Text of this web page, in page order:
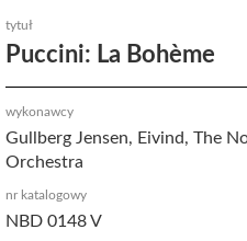
tytuł
Puccini: La Bohème
wykonawcy
Gullberg Jensen, Eivind, The
Orchestra
nr katalogowy
NBD 0148 V